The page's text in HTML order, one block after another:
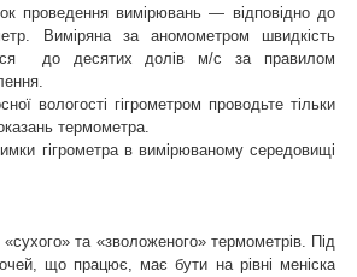
проведення вимірювань — відповідно до
Виміряна за аномометром швидкість
до десятих долів м/с за правилом
вологості гігрометром проводьте тільки
термометра.
гігрометра в вимірюваному середовищі
«сухого» та «зволоженого» термометрів. Під
що працює, має бути на рівні меніска